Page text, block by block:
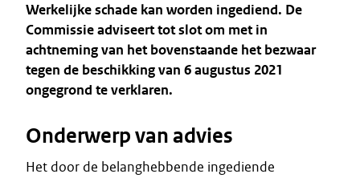
Werkelijke schade kan worden ingediend. De
Commissie adviseert tot slot om met in
achtneming van het bovenstaande het bezwaar
tegen de beschikking van 6 augustus 2021
ongegrond te verklaren.
Onderwerp van advies
Het door de belanghebbende ingediende